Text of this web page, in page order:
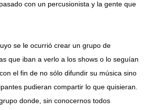
con un percusionista y la gente que
se le ocurrió crear un grupo de
que iban a verlo a los shows o lo seguían
el fin de no sólo difundir su música sino
pudieran compartir lo que quisieran.
donde, sin conocernos todos